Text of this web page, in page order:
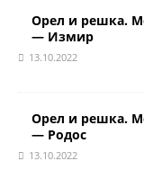
Орел и решка.
— Измир
13.10.2022
Орел и решка.
— Родос
13.10.2022